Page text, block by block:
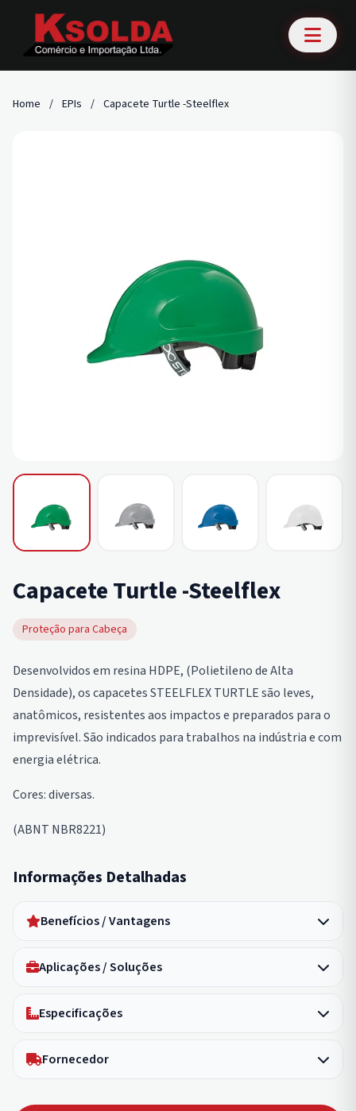
Home / EPIs / Capacete Turtle -Steelflex
Capacete Turtle -Steelflex
Proteção para Cabeça
Desenvolvidos em resina HDPE, (Polietileno de Alta
Densidade), os capacetes STEELFLEX TURTLE são leves,
anatômicos, resistentes aos impactos e preparados para o
imprevisível. São indicados para trabalhos na indústria e com
energia elétrica.
Cores: diversas.
(ABNT NBR8221)
Informações Detalhadas
Benefícios / Vantagens
Aplicações / Soluções
Especificações
Fornecedor